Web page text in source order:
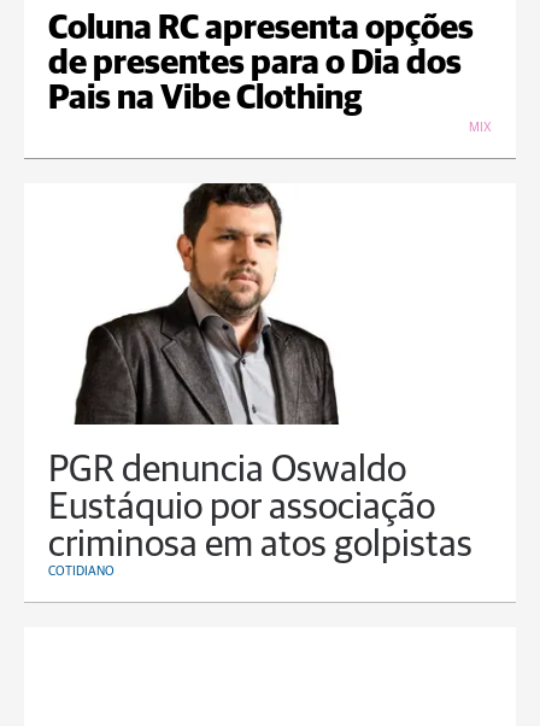
Coluna RC apresenta opções
de presentes para o Dia dos
Pais na Vibe Clothing
MIX
PGR denuncia Oswaldo
Eustáquio por associação
criminosa em atos golpistas
COTIDIANO